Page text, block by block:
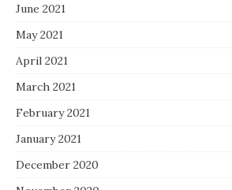
June 2021
May 2021
April 2021
March 2021
February 2021
January 2021
December 2020